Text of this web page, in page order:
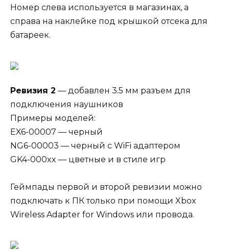
Номер слева используется в магазинах, а
справа на наклейке под крышкой отсека для
батареек.
Ревизия 2 — добавлен 3.5 мм разъем для
подключения наушников
Примеры моделей:
EX6-00007 — черный
NG6-00003 — черный с WiFi адаптером
GK4-000xx — цветные и в стиле игр
Геймпады первой и второй ревизии можно
подключать к ПК только при помощи Xbox
Wireless Adapter for Windows или провода.